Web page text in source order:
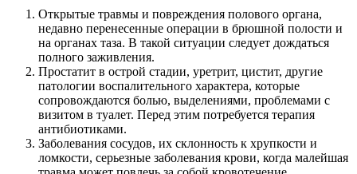
Открытые травмы и повреждения полового органа,
недавно перенесенные операции в брюшной полости и
на органах таза. В такой ситуации следует дождаться
полного заживления.
Простатит в острой стадии, уретрит, цистит, другие
патологии воспалительного характера, которые
сопровождаются болью, выделениями, проблемами с
визитом в туалет. Перед этим потребуется терапия
антибиотиками.
Заболевания сосудов, их склонность к хрупкости и
ломкости, серьезные заболевания крови, когда малейшая